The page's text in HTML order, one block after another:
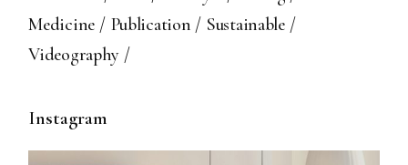
Medicine
Publication
Sustainable
Videography
Instagram